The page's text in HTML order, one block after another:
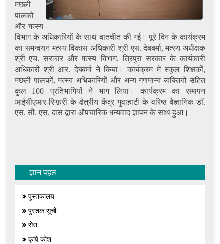
मछली
पालकों
और मत्स्य
विभाग के अधिकारियों के साथ बातचीत की गई। पूरे दिन के कार्यक्रम
का समन्वयन मत्स्य विकास अधिकारी श्री एस. देबबर्मा, मत्स्य अधीक्षक
श्री एच. सरकार और मत्स्य विभाग, त्रिपुरा सरकार के कार्यकारी
अधिकारी श्री आर. देबबर्मा ने किया। कार्यक्रम में स्कूल शिक्षकों,
मछली पालकों, मत्स्य अधिकारियों और अन्य गणमान्य व्यक्तियों सहित
कुल 100 प्रतिभागियों ने भाग लिया। कार्यक्रम का समापन
आईसीएआर-सिफ़री के क्षेत्रीय केंद्र गुवाहाटी के वरिष्ठ वैज्ञानिक डॉ.
एस. सी. एस. दास द्वारा औपचारिक धन्यवाद ज्ञापन के साथ हुआ।
ज्ञान पहल
पुस्तकालय
पुस्तक सूची
सेरा
कृषि कोश